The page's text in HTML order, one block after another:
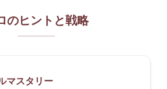
のヒントと戦略
マスタリー